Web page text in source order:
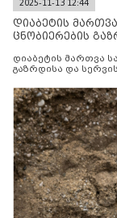
2025-11-13 12:44
დიაბეტის
ცნობიერების
დიაბეტის მართვა
გაზრდისა და